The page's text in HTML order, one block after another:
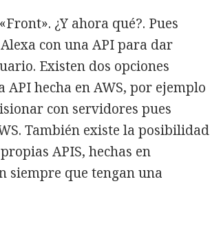
¿Y ahora qué?. Pues
con una API para dar
Existen dos opciones
hecha en AWS, por ejemplo
con servidores pues
También existe la posibilidad
APIS, hechas en
siempre que tengan una